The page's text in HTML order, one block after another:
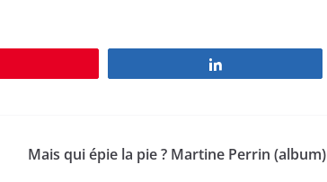
Mais qui épie la pie ? Martine Perrin (album)